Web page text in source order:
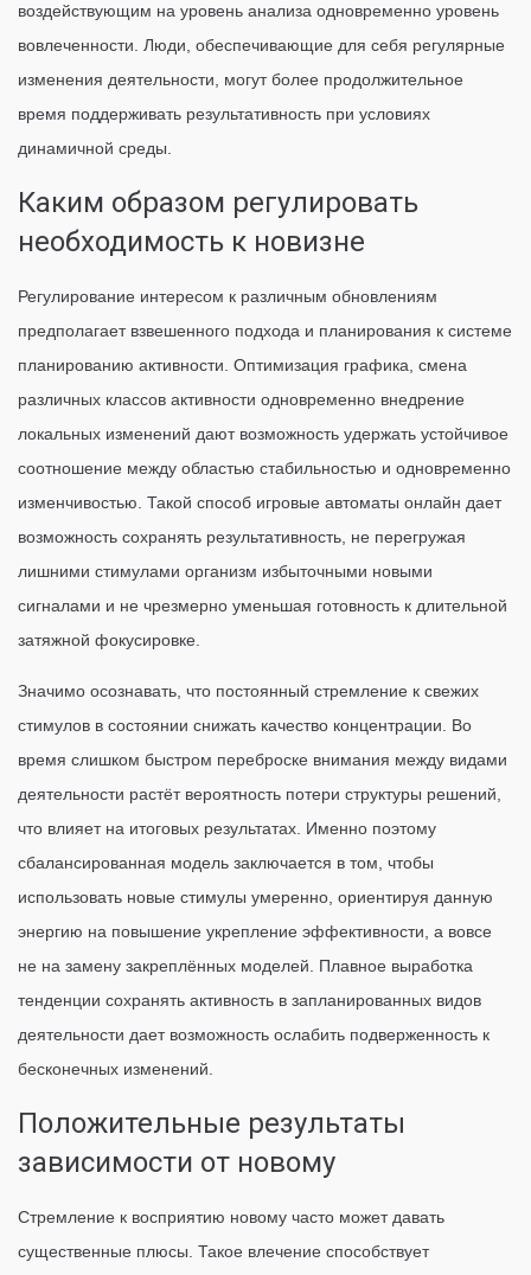
воздействующим на уровень анализа одновременно уровень
вовлеченности. Люди, обеспечивающие для себя регулярные
изменения деятельности, могут более продолжительное
время поддерживать результативность при условиях
динамичной среды.
Каким образом регулировать
необходимость к новизне
Регулирование интересом к различным обновлениям
предполагает взвешенного подхода и планирования к системе
планированию активности. Оптимизация графика, смена
различных классов активности одновременно внедрение
локальных изменений дают возможность удержать устойчивое
соотношение между областью стабильностью и одновременно
изменчивостью. Такой способ игровые автоматы онлайн дает
возможность сохранять результативность, не перегружая
лишними стимулами организм избыточными новыми
сигналами и не чрезмерно уменьшая готовность к длительной
затяжной фокусировке.
Значимо осознавать, что постоянный стремление к свежих
стимулов в состоянии снижать качество концентрации. Во
время слишком быстром переброске внимания между видами
деятельности растёт вероятность потери структуры решений,
что влияет на итоговых результатах. Именно поэтому
сбалансированная модель заключается в том, чтобы
использовать новые стимулы умеренно, ориентируя данную
энергию на повышение укрепление эффективности, а вовсе
не на замену закреплённых моделей. Плавное выработка
тенденции сохранять активность в запланированных видов
деятельности дает возможность ослабить подверженность к
бесконечных изменений.
Положительные результаты
зависимости от новому
Стремление к восприятию новому часто может давать
существенные плюсы. Такое влечение способствует